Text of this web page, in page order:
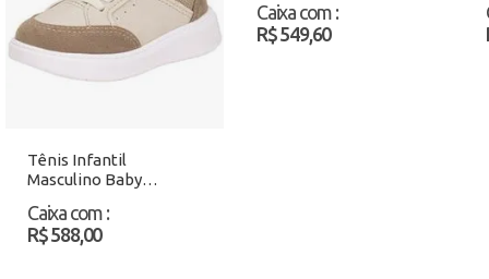
Tênis Infantil
Masculino Baby
Bege Atacado
Caixa com :
R$ 588,00
Atacado
Caixa com :
R$ 549,60